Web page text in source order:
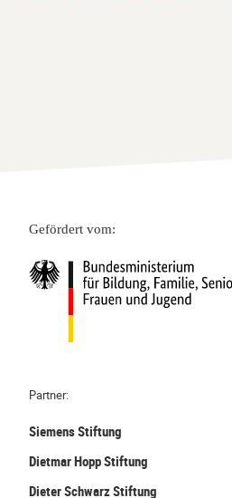
Gefördert vom:
Partner:
Siemens Stiftung
Dietmar Hopp Stiftung
Dieter Schwarz Stiftung